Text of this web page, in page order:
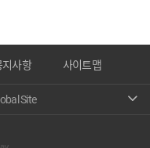
사항 사이트맵
Site